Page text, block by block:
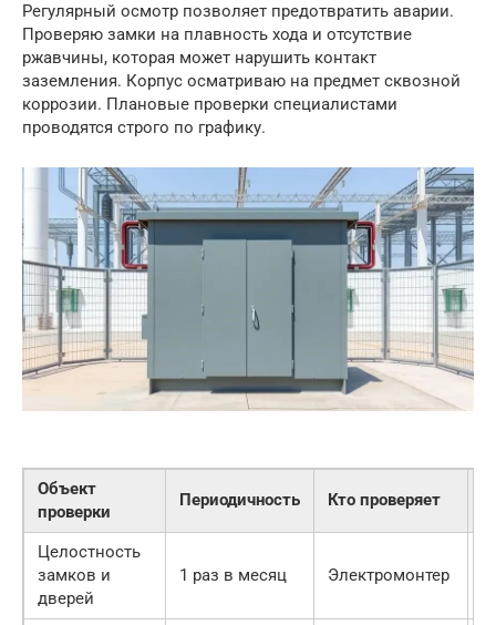
Регулярный осмотр позволяет предотвратить аварии.
Проверяю замки на плавность хода и отсутствие
ржавчины, которая может нарушить контакт
заземления. Корпус осматриваю на предмет сквозной
коррозии. Плановые проверки специалистами
проводятся строго по графику.
Объект
проверки
Периодичность Кто проверяет
Целостность
замков и
дверей
1 раз в месяц Электромонтер